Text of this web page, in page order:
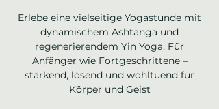
Erlebe eine vielseitige Yogastunde mit
dynamischem Ashtanga und
regenerierendem Yin Yoga. Für
Anfänger wie Fortgeschrittene –
stärkend, lösend und wohltuend für
Körper und Geist